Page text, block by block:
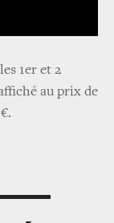
1er et 2
au prix de